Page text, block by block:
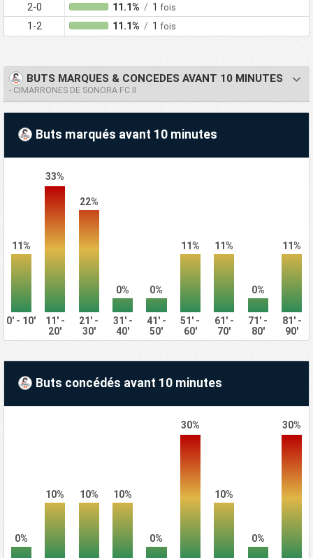
2-0 11.1% / 1 fois
1-2 11.1% / 1 fois
BUTS MARQUES & CONCEDES AVANT 10 MINUTES
- CIMARRONES DE SONORA FC II
Buts marqués avant 10 minutes
11%
33%
22%
0% 0%
11% 11%
0%
11%
0' - 10'
11' -
20'
21' -
30'
31' -
40'
41' -
50'
51' -
60'
61' -
70'
71' -
80'
81' -
90'
Buts concédés avant 10 minutes
0%
10% 10% 10%
0%
30%
10%
0%
30%